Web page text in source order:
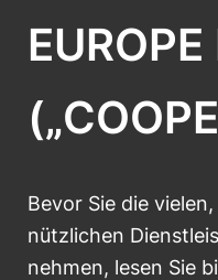
Bevor Sie die
nützlichen
nehmen, lesen Sie